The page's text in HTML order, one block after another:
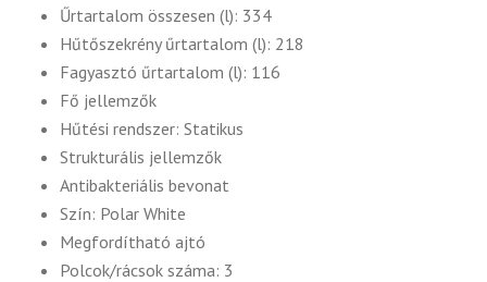
Űrtartalom összesen (l): 334
Hűtőszekrény űrtartalom (l): 218
Fagyasztó űrtartalom (l): 116
Fő jellemzők
Hűtési rendszer: Statikus
Strukturális jellemzők
Antibakteriális bevonat
Szín: Polar White
Megfordítható ajtó
Polcok/rácsok száma: 3